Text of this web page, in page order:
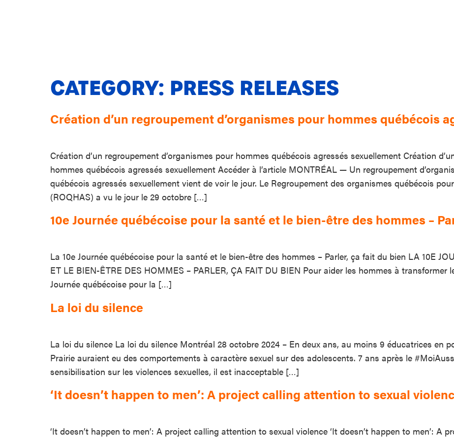
CATEGORY: PRESS RELEASES
Création d’un regroupement d’organismes pour hommes québécois
Création d’un regroupement d’organismes pour hommes québécois agressés sexuellement Création
hommes québécois agressés sexuellement Accéder à l’article MONTRÉAL — Un regroupement
québécois agressés sexuellement vient de voir le jour. Le Regroupement des organismes québécois
(ROQHAS) a vu le jour le 29 octobre […]
10e Journée québécoise pour la santé et le bien-être des hommes –
La 10e Journée québécoise pour la santé et le bien-être des hommes – Parler, ça fait du bien LA 10E
ET LE BIEN-ÊTRE DES HOMMES – PARLER, ÇA FAIT DU BIEN​ Pour aider les hommes à transformer
Journée québécoise pour la […]
La loi du silence
La loi du silence La loi du silence Montréal 28 octobre 2024 – En deux ans, au moins 9 éducatrices en
Prairie auraient eu des comportements à caractère sexuel sur des adolescents. 7 ans après le
sensibilisation sur les violences sexuelles, il est inacceptable […]
‘It doesn’t happen to men’: A project calling attention to sexual
‘It doesn’t happen to men’: A project calling attention to sexual violence ‘It doesn’t happen to men’: A